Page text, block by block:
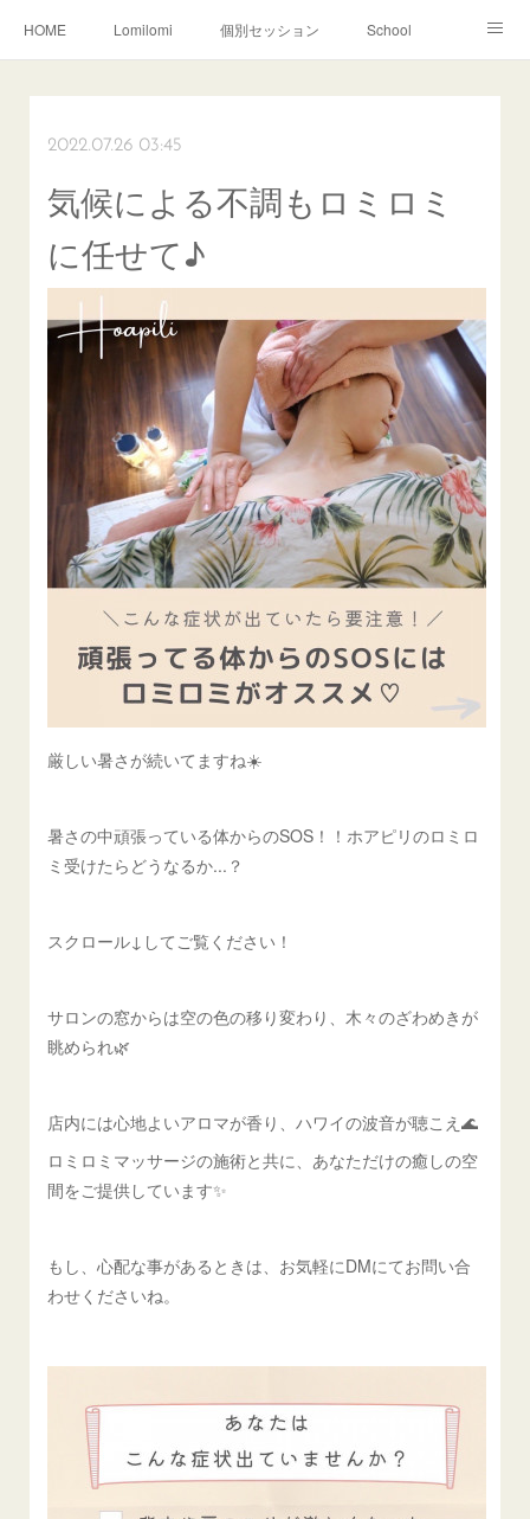
HOME Lomilomi 個別セッション School
School無料説明会
2022.07.26 03:45
気候による不調もロミロミ
に任せて♪
厳しい暑さが続いてますね☀️
暑さの中頑張っている体からのSOS！！ホアピリのロミロ
ミ受けたらどうなるか...？
スクロール↓してご覧ください！
サロンの窓からは空の色の移り変わり、木々のざわめきが
眺められ🌿
店内には心地よいアロマが香り、ハワイの波音が聴こえ🌊
ロミロミマッサージの施術と共に、あなただけの癒しの空
間をご提供しています✨
もし、心配な事があるときは、お気軽にDMにてお問い合
わせくださいね。